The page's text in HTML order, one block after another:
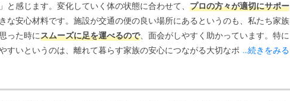
感じます。変化していく体の状態に合わせて、 プロの方々が適切にサポー
な安心材料です。施設が交通の便の良い場所にあるというのも、私たち家族
った時にスムーズに足を運べるので、面会がしやすく助かっています。特に
すいというのは、離れて暮らす家族の安心につながる大切なポイントだと思
...続きをみる